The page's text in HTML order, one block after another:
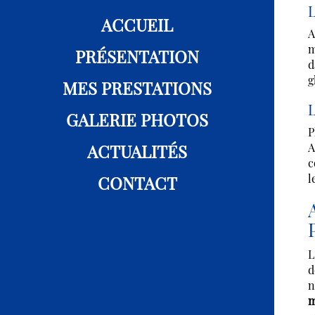
ACCUEIL
PRÉSENTATION
MES PRESTATIONS
GALERIE PHOTOS
ACTUALITÉS
CONTACT